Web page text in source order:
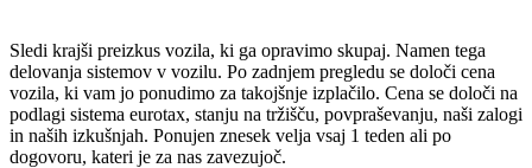
Sledi krajši preizkus vozila, ki ga opravimo skupaj. Namen tega
delovanja sistemov v vozilu. Po zadnjem pregledu se določi cena
vozila, ki vam jo ponudimo za takojšnje izplačilo. Cena se določi na
podlagi sistema eurotax, stanju na tržišču, povpraševanju, naši zalogi
in naših izkušnjah. Ponujen znesek velja vsaj 1 teden ali po
dogovoru, kateri je za nas zavezujoč.